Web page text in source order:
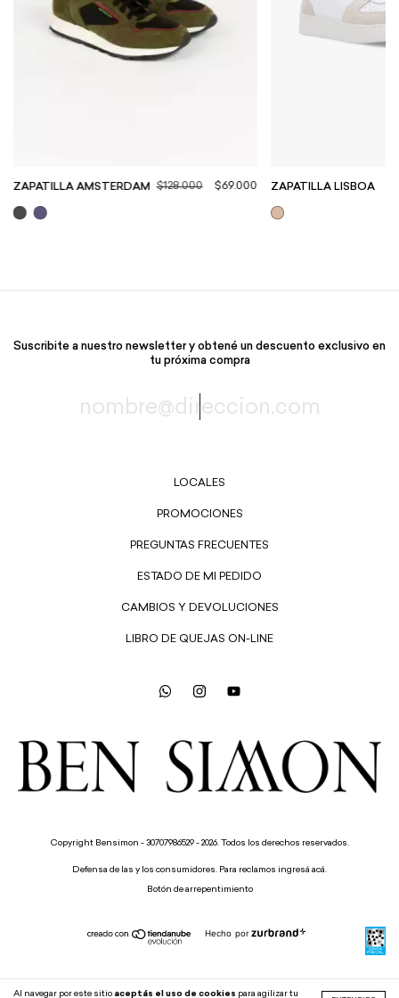
Al navegar por este sitio aceptás el uso de cookies para agilizar tu
ZAPATILLA AMSTERDAM $128.000 $69.000 ZAPATILLA LISBOA
Suscribite a nuestro newsletter y obtené un descuento exclusivo en
tu próxima compra
LOCALES
PROMOCIONES
PREGUNTAS FRECUENTES
ESTADO DE MI PEDIDO
CAMBIOS Y DEVOLUCIONES
LIBRO DE QUEJAS ON-LINE
Copyright Bensimon - 30707986529 - 2026. Todos los derechos reservados.
Defensa de las y los consumidores. Para reclamos ingresá acá.
Botón de arrepentimiento
Hecho por